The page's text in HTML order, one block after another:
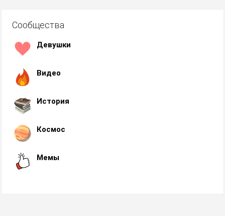
Сообщества
Девушки
Видео
История
Космос
Мемы